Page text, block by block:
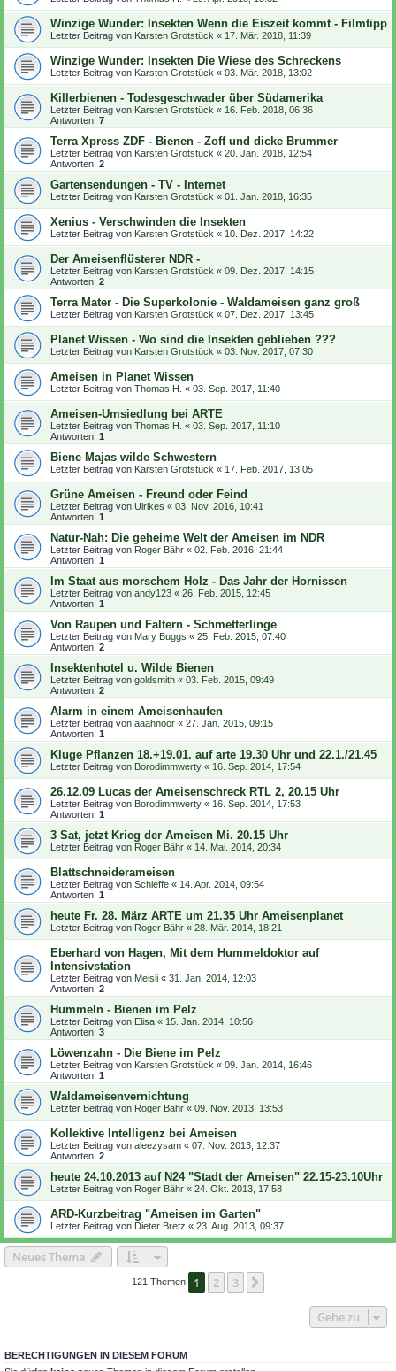
Winzige Wunder: Insekten Wenn die Eiszeit kommt - Filmtipp
Letzter Beitrag von Karsten Grotstück « 17. Mär. 2018, 11:39
Winzige Wunder: Insekten Die Wiese des Schreckens
Letzter Beitrag von Karsten Grotstück « 03. Mär. 2018, 13:02
Killerbienen - Todesgeschwader über Südamerika
Letzter Beitrag von Karsten Grotstück « 16. Feb. 2018, 06:36
Antworten: 7
Terra Xpress ZDF - Bienen - Zoff und dicke Brummer
Letzter Beitrag von Karsten Grotstück « 20. Jan. 2018, 12:54
Antworten: 2
Gartensendungen - TV - Internet
Letzter Beitrag von Karsten Grotstück « 01. Jan. 2018, 16:35
Xenius - Verschwinden die Insekten
Letzter Beitrag von Karsten Grotstück « 10. Dez. 2017, 14:22
Der Ameisenflüsterer NDR -
Letzter Beitrag von Karsten Grotstück « 09. Dez. 2017, 14:15
Antworten: 2
Terra Mater - Die Superkolonie - Waldameisen ganz groß
Letzter Beitrag von Karsten Grotstück « 07. Dez. 2017, 13:45
Planet Wissen - Wo sind die Insekten geblieben ???
Letzter Beitrag von Karsten Grotstück « 03. Nov. 2017, 07:30
Ameisen in Planet Wissen
Letzter Beitrag von Thomas H. « 03. Sep. 2017, 11:40
Ameisen-Umsiedlung bei ARTE
Letzter Beitrag von Thomas H. « 03. Sep. 2017, 11:10
Antworten: 1
Biene Majas wilde Schwestern
Letzter Beitrag von Karsten Grotstück « 17. Feb. 2017, 13:05
Grüne Ameisen - Freund oder Feind
Letzter Beitrag von Ulrikes « 03. Nov. 2016, 10:41
Antworten: 1
Natur-Nah: Die geheime Welt der Ameisen im NDR
Letzter Beitrag von Roger Bähr « 02. Feb. 2016, 21:44
Antworten: 1
Im Staat aus morschem Holz - Das Jahr der Hornissen
Letzter Beitrag von andy123 « 26. Feb. 2015, 12:45
Antworten: 1
Von Raupen und Faltern - Schmetterlinge
Letzter Beitrag von Mary Buggs « 25. Feb. 2015, 07:40
Antworten: 2
Insektenhotel u. Wilde Bienen
Letzter Beitrag von goldsmith « 03. Feb. 2015, 09:49
Antworten: 2
Alarm in einem Ameisenhaufen
Letzter Beitrag von aaahnoor « 27. Jan. 2015, 09:15
Antworten: 1
Kluge Pflanzen 18.+19.01. auf arte 19.30 Uhr und 22.1./21.45
Letzter Beitrag von Borodimmwerty « 16. Sep. 2014, 17:54
26.12.09 Lucas der Ameisenschreck RTL 2, 20.15 Uhr
Letzter Beitrag von Borodimmwerty « 16. Sep. 2014, 17:53
Antworten: 1
3 Sat, jetzt Krieg der Ameisen Mi. 20.15 Uhr
Letzter Beitrag von Roger Bähr « 14. Mai. 2014, 20:34
Blattschneiderameisen
Letzter Beitrag von Schleffe « 14. Apr. 2014, 09:54
Antworten: 1
heute Fr. 28. März ARTE um 21.35 Uhr Ameisenplanet
Letzter Beitrag von Roger Bähr « 28. Mär. 2014, 18:21
Eberhard von Hagen, Mit dem Hummeldoktor auf
Intensivstation
Letzter Beitrag von Meisli « 31. Jan. 2014, 12:03
Antworten: 2
Hummeln - Bienen im Pelz
Letzter Beitrag von Elisa « 15. Jan. 2014, 10:56
Antworten: 3
Löwenzahn - Die Biene im Pelz
Letzter Beitrag von Karsten Grotstück « 09. Jan. 2014, 16:46
Antworten: 1
Waldameisenvernichtung
Letzter Beitrag von Roger Bähr « 09. Nov. 2013, 13:53
Kollektive Intelligenz bei Ameisen
Letzter Beitrag von aleezysam « 07. Nov. 2013, 12:37
Antworten: 2
heute 24.10.2013 auf N24 "Stadt der Ameisen" 22.15-23.10Uhr
Letzter Beitrag von Roger Bähr « 24. Okt. 2013, 17:58
ARD-Kurzbeitrag "Ameisen im Garten"
Letzter Beitrag von Dieter Bretz « 23. Aug. 2013, 09:37
Neues Thema
121 Themen 1 2 3
Gehe zu
BERECHTIGUNGEN IN DIESEM FORUM